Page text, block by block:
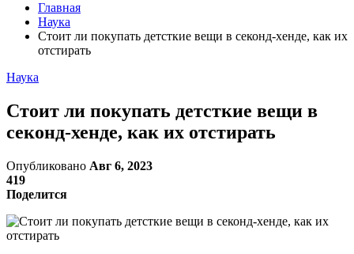
Главная
Наука
Стоит ли покупать детсткие вещи в секонд-хенде, как их
отстирать
Наука
Стоит ли покупать детсткие вещи в
секонд-хенде, как их отстирать
Опубликовано Авг 6, 2023
419
Поделится